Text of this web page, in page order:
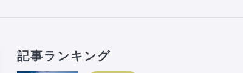
記事ランキング